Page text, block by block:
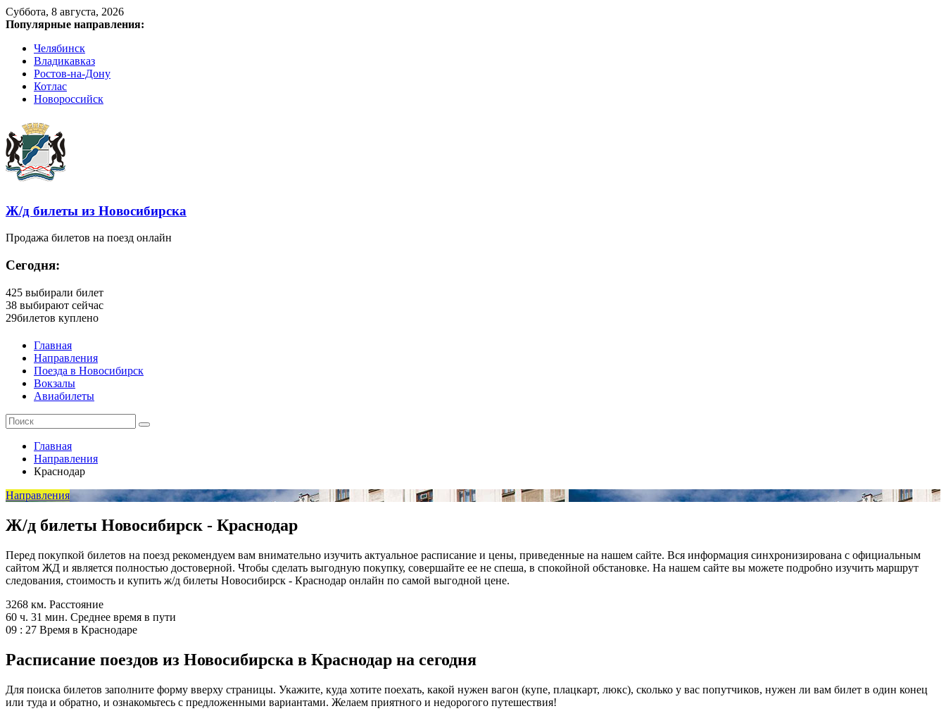
Суббота, 8 августа, 2026
Популярные направления:
Челябинск
Владикавказ
Ростов-на-Дону
Котлас
Новороссийск
Ж/д билеты из Новосибирска
Продажа билетов на поезд онлайн
Сегодня:
425 выбирали билет
38 выбирают сейчас
29билетов куплено
Главная
Направления
Поезда в Новосибирск
Вокзалы
Авиабилеты
Главная
Направления
Краснодар
Направления
Ж/д билеты Новосибирск - Краснодар
Перед покупкой билетов на поезд рекомендуем вам внимательно изучить актуальное расписание и цены, приведенные на нашем сайте. Вся информация синхронизирована с официальным
сайтом ЖД и является полностью достоверной. Чтобы сделать выгодную покупку, совершайте ее не спеша, в спокойной обстановке. На нашем сайте вы можете подробно изучить маршрут
следования, стоимость и купить ж/д билеты Новосибирск - Краснодар онлайн по самой выгодной цене.
3268 км. Расстояние
60 ч. 31 мин. Среднее время в пути
09 : 27 Время в Краснодаре
Расписание поездов из Новосибирска в Краснодар на сегодня
Для поиска билетов заполните форму вверху страницы. Укажите, куда хотите поехать, какой нужен вагон (купе, плацкарт, люкс), сколько у вас попутчиков, нужен ли вам билет в один конец
или туда и обратно, и ознакомьтесь с предложенными вариантами. Желаем приятного и недорогого путешествия!